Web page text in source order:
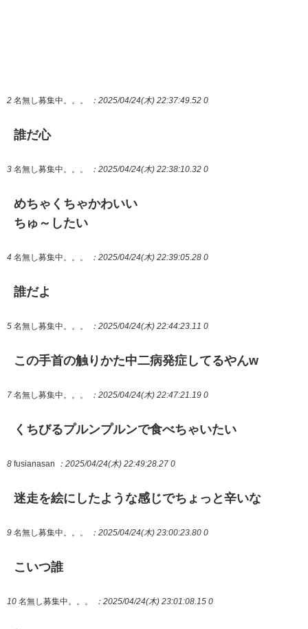
2 名無し募集中。。。 ：2025/04/24(木) 22:37:49.52 0
誰だ心
3 名無し募集中。。。 ：2025/04/24(木) 22:38:10.32 0
めちゃくちゃかわいい
ちゅ～したい
4 名無し募集中。。。 ：2025/04/24(木) 22:39:05.28 0
誰だよ
5 名無し募集中。。。 ：2025/04/24(木) 22:44:23.11 0
この手首の触りかた中二病発症してるやんw
7 名無し募集中。。。 ：2025/04/24(木) 22:47:21.19 0
くちびるプルンプルンで食べちゃいたい
8 fusianasan ：2025/04/24(木) 22:49:28.27 0
迷走を絵にしたような感じでちょっと辛いな
9 名無し募集中。。。 ：2025/04/24(木) 23:00:23.80 0
こいつ誰
10 名無し募集中。。。 ：2025/04/24(木) 23:01:08.15 0